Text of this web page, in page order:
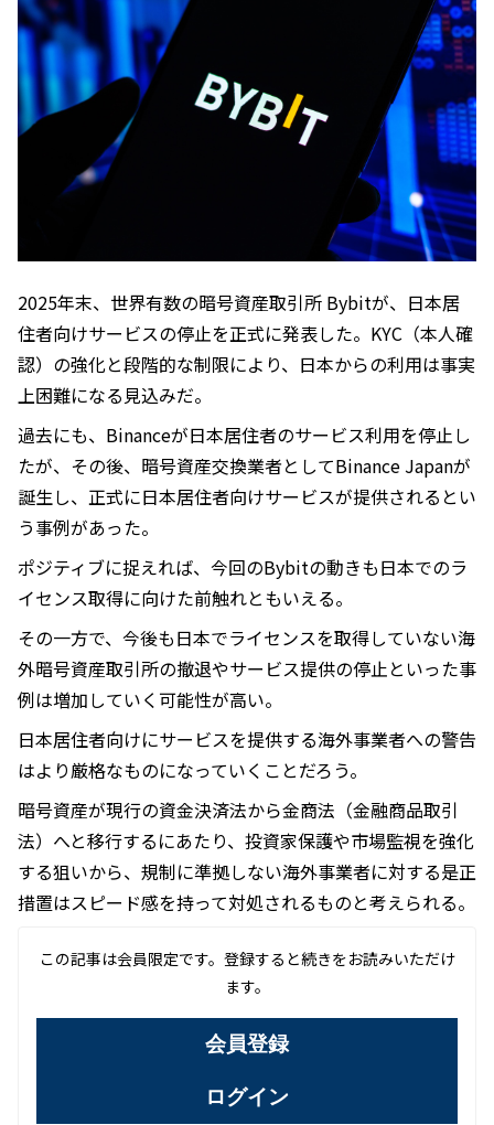
2025年末、世界有数の暗号資産取引所 Bybitが、日本居
住者向けサービスの停止を正式に発表した。KYC（本人確
認）の強化と段階的な制限により、日本からの利用は事実
上困難になる見込みだ。
過去にも、Binanceが日本居住者のサービス利用を停止し
たが、その後、暗号資産交換業者としてBinance Japanが
誕生し、正式に日本居住者向けサービスが提供されるとい
う事例があった。
ポジティブに捉えれば、今回のBybitの動きも日本でのラ
イセンス取得に向けた前触れともいえる。
その一方で、今後も日本でライセンスを取得していない海
外暗号資産取引所の撤退やサービス提供の停止といった事
例は増加していく可能性が高い。
日本居住者向けにサービスを提供する海外事業者への警告
はより厳格なものになっていくことだろう。
暗号資産が現行の資金決済法から金商法（金融商品取引
法）へと移行するにあたり、投資家保護や市場監視を強化
する狙いから、規制に準拠しない海外事業者に対する是正
措置はスピード感を持って対処されるものと考えられる。
この記事は会員限定です。登録すると続きをお読みいただけ
ます。
会員登録
ログイン